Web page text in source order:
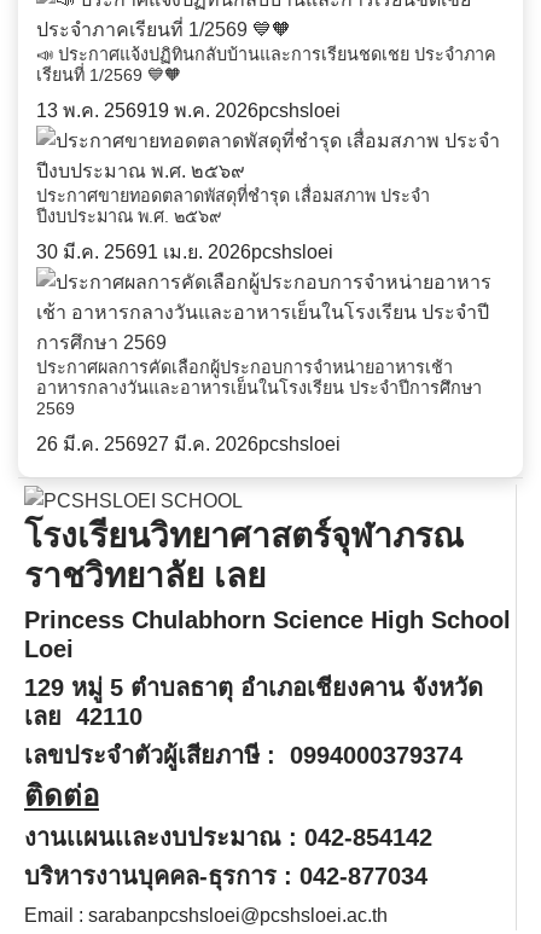
📣 ประกาศแจ้งปฏิทินกลับบ้านและการเรียนชดเชย ประจำภาค
เรียนที่ 1/2569 💙🧡
13 พ.ค. 256919 พ.ค. 2026pcshsloei
ประกาศขายทอดตลาดพัสดุที่ชำรุด เสื่อมสภาพ ประจำ
ปีงบประมาณ พ.ศ. ๒๕๖๙
30 มี.ค. 25691 เม.ย. 2026pcshsloei
ประกาศผลการคัดเลือกผู้ประกอบการจำหน่ายอาหารเช้า
อาหารกลางวันและอาหารเย็นในโรงเรียน ประจำปีการศึกษา
2569
26 มี.ค. 256927 มี.ค. 2026pcshsloei
โรงเรียนวิทยาศาสตร์จุฬาภรณ
ราชวิทยาลัย เลย
Princess Chulabhorn Science High School
Loei
129 หมู่ 5 ตำบลธาตุ อำเภอเชียงคาน จังหวัด
เลย 42110
เลขประจำตัวผู้เสียภาษี :
0994000379374
ติดต่อ
งานเเผนเเละงบประมาณ : 042-854142
บริหารงานบุคคล-ธุรการ : 042-877034
Email : sarabanpcshsloei@pcshsloei.ac.th